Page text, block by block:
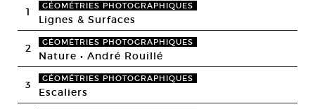
1 GÉOMÉTRIES PHOTOGRAPHIQUES
Lignes & Surfaces
2 GÉOMÉTRIES PHOTOGRAPHIQUES
Nature • André Rouillé
3 GÉOMÉTRIES PHOTOGRAPHIQUES
Escaliers